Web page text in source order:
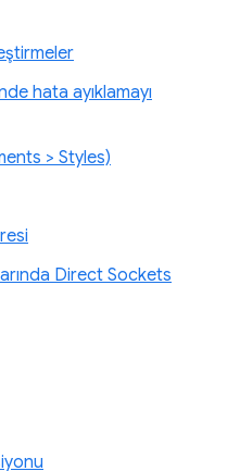
hata ayıklamayı
> Styles)
Direct Sockets